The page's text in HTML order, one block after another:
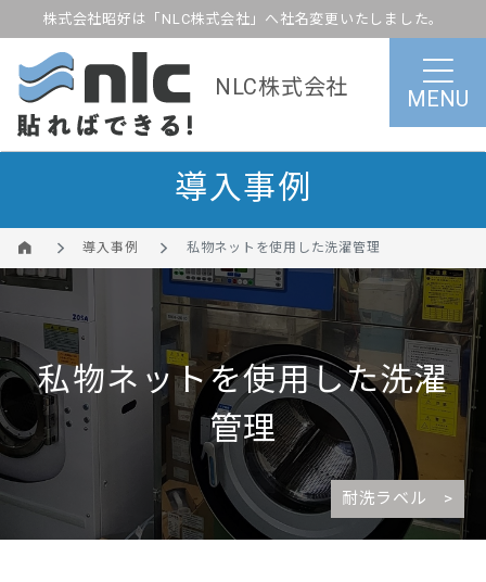
株式会社昭好は「NLC株式会社」へ社名変更いたしました。
NLC株式会社 MENU
導入事例
導入事例 私物ネットを使用した洗濯管理
私物ネットを使用した洗濯
管理
耐洗ラベル >